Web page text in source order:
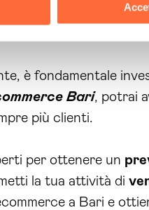
un
è fondamentale
Bari, potrai
più clienti.
per ottenere un
la tua attività di
a Bari e